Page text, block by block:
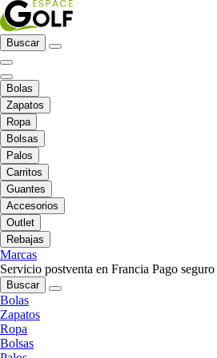
Buscar
Bolas
Zapatos
Ropa
Bolsas
Palos
Carritos
Guantes
Accesorios
Outlet
Rebajas
Marcas
Servicio postventa en Francia Pago seguro
Buscar
Bolas
Zapatos
Ropa
Bolsas